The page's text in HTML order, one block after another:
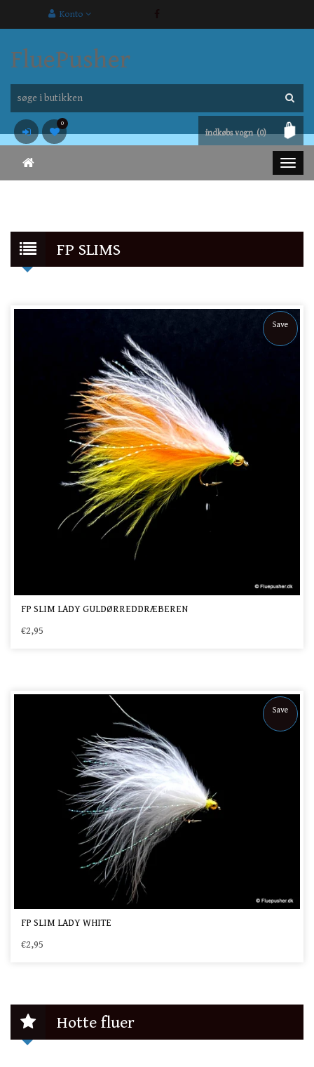
Konto
FluePusher
indkøbs vogn (0)
0
FP SLIMS
Save
FP SLIM LADY GULDØRREDDRÆBEREN
€2,95
Save
FP SLIM LADY WHITE
€2,95
Hotte fluer